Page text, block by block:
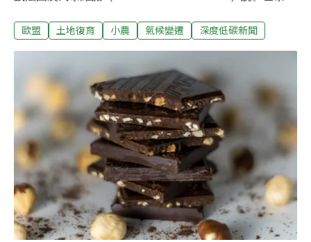
前，大批憤怒的法國農民駕著曳引機，在塞納河前抗議歐
希望呈現另一種聲音。
歐盟 土地復育 小農 氣候變遷 深度低碳新聞